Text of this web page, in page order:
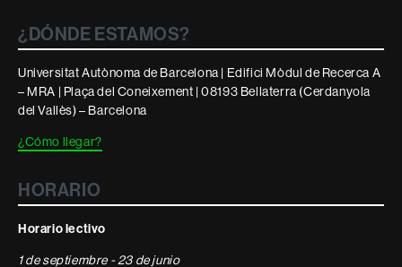
¿DÓNDE ESTAMOS?
Universitat Autònoma de Barcelona | Edifici Mòdul de Recerca A
– MRA | Plaça del Coneixement | 08193 Bellaterra (Cerdanyola
del Vallès) – Barcelona
¿Cómo llegar?
HORARIO
Horario lectivo
1 de septiembre - 23 de junio